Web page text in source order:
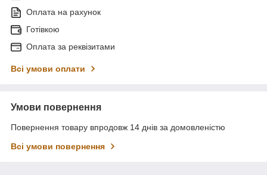
Оплата на рахунок
Готівкою
Оплата за реквізитами
Всі умови оплати
Умови повернення
Повернення товару впродовж 14 днів за домовленістю
Всі умови повернення